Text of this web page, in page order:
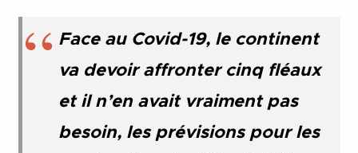
Face au Covid-19, le continent
va devoir affronter cinq fléaux
et il n’en avait vraiment pas
besoin, les prévisions pour les